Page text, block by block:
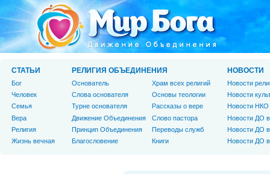
СТАТЬИ
Бог
Человек
Cемья
Вера
Религия
Жизнь вечная
РЕЛИГИЯ ОБЪЕДИНЕНИЯ
Основатель
Слова основателя
Турне основателя
Движение Объединения
Принцип Объединения
Благословение
Храм всех религий
Основы теологии
Рассказы о вере
Слово пастора
Переводы служб
Книги
НОВОСТИ
Новости
Новости
Новости НКО
Новости ДО
Новости ДО
Новости ДО